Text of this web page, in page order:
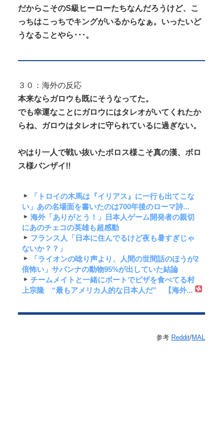
だからこそのS級ヒーローたちなんだろうけど、こ
っちはこっちでキングがいるからなぁ。いったいど
うなることやら･･･。
３０：海外の反応
本来ならガロウも既にそうなってた。
でも幸運なことにガロウにはタレオがいてくれたか
らね、ガロウはタレオに守られているに過ぎない。
やはり一人で戦い抜いたボロス様こそ真の漢、ボロ
ス様バンザイ!!
「トロイの木馬は『イリアス』に一行も出てこな
い」あの名場面を書いたのは700年後のローマ詩...
海外「ありがとう！」日本人ゲーム開発者の親切
にあのチェコの英雄も超感動
フランス人「日本に住んでるけど夜も暑すぎじゃ
ないか？？」
「ライオンの唸り声より、人間の世間話のほうが2
倍怖い」サバンナの動物95%が出していた結論
チームメイトと一緒にボートでピザを食べてる村
上宗隆 “最もアメリカ人的な日本人だ” 【海外...
参考 Reddit/MAL